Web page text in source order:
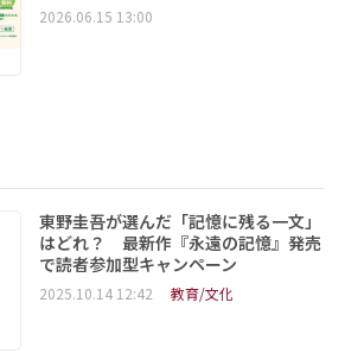
2026.06.15 13:00
東野圭吾が選んだ「記憶に残る一文」
はどれ？ 最新作『永遠の記憶』発売
で読者参加型キャンペーン
2025.10.14 12:42 教育/文化